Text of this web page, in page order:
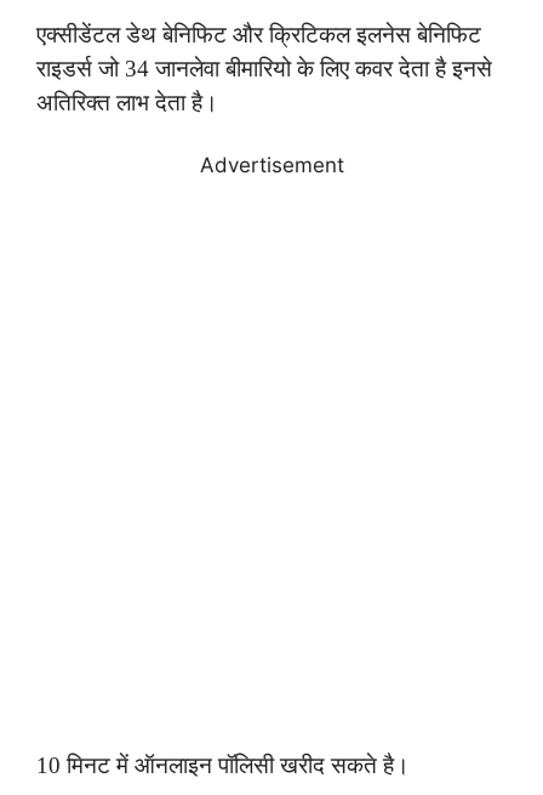
एक्सीडेंटल डेथ बेनिफिट और क्रिटिकल इलनेस बेनिफिट
राइडर्स जो 34 जानलेवा बीमारियो के लिए कवर देता है इनसे
अतिरिक्त लाभ देता है।
Advertisement
10 मिनट में ऑनलाइन पॉलिसी खरीद सकते है।